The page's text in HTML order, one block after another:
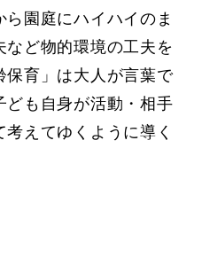
園庭にハイハイのま
など物的環境の工夫を
保育」は大人が言葉で
ども自身が活動・相手
えてゆくように導く